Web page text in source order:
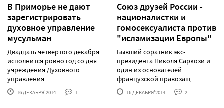
В Приморье не дают
зарегистрировать
духовное управление
мусульман
Двадцать четвертого декабря
исполнится ровно год со дня
учреждения Духовного
управления ......
16 ДЕКАБРЯ'2014 1
Союз друзей России -
националистки и
гомосексуалиста против
"исламизации Европы"
Бывший соратник экс-
президента Николя Саркози и
один из основателей
французской правозащ......
16 ДЕКАБРЯ'2014 2